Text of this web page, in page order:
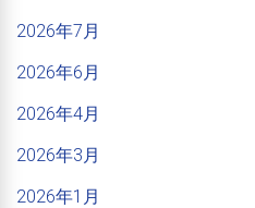
2026年7月
2026年6月
2026年4月
2026年3月
2026年1月